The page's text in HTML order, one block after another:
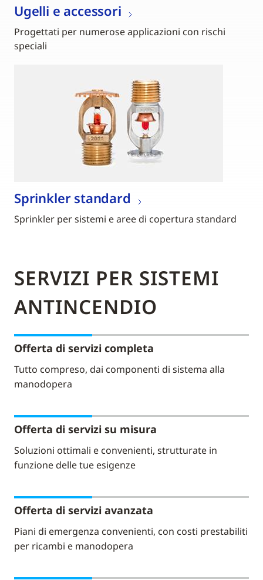
Ugelli e accessori
Progettati per numerose applicazioni con rischi
speciali
Sprinkler standard
Sprinkler per sistemi e aree di copertura standard
SERVIZI PER SISTEMI
ANTINCENDIO
Offerta di servizi completa
Tutto compreso, dai componenti di sistema alla
manodopera
Offerta di servizi su misura
Soluzioni ottimali e convenienti, strutturate in
funzione delle tue esigenze
Offerta di servizi avanzata
Piani di emergenza convenienti, con costi prestabiliti
per ricambi e manodopera